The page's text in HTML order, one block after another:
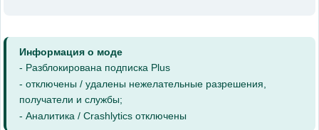
Информация о моде
- Разблокирована подписка Plus
- отключены / удалены нежелательные разрешения,
получатели и службы;
- Аналитика / Crashlytics отключены